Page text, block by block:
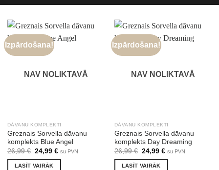
Izpārdošana!
NAV NOLIKTAVĀ
DĀVANU KOMPLEKTI
Greznais Sorvella dāvanu
komplekts Blue Angel
26,99€ Original
price
was:
24,99 €Current
su PVN
LASĪT VAIRĀK
Izpārdošana!
NAV NOLIKTAVĀ
DĀVANU KOMPLEKTI
Greznais Sorvella dāvanu
komplekts Day Dreaming
26,99€ Original
price
was:
24,99 €Current
su PVN
LASĪT VAIRĀK